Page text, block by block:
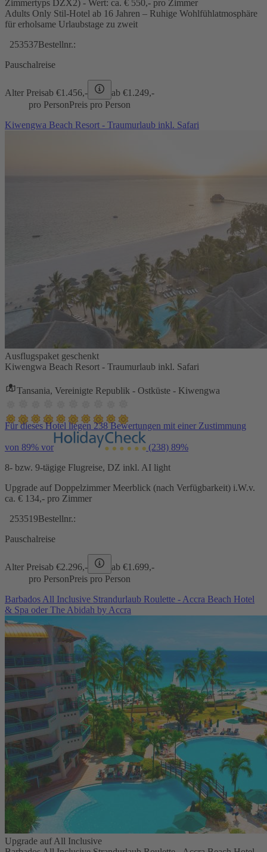
Zimmertyps DZX2) - Wert: ca. € 550,- pro Zimmer
Adults Only Stil-Hotel ab 16 Jahren – Ruhige Wohlfühlatmosphäre
für erholsame Urlaubstage zu zweit
253537Bestellnr.:
Pauschalreise
Alter Preisab €1.456,- ab €1.249,-
pro PersonPreis pro Person
Kiwengwa Beach Resort - Traumurlaub inkl. Safari
Ausflugspaket geschenkt
Kiwengwa Beach Resort - Traumurlaub inkl. Safari
Tansania, Vereinigte Republik - Ostküste - Kiwengwa
Für dieses Hotel liegen 238 Bewertungen mit einer Zustimmung
von 89% vor (238) 89%
8- bzw. 9-tägige Flugreise, DZ inkl. AI light
Upgrade auf Doppelzimmer Meerblick (nach Verfügbarkeit) i.W.v.
ca. € 134,- pro Zimmer
253519Bestellnr.:
Pauschalreise
Alter Preisab €2.296,- ab €1.699,-
pro PersonPreis pro Person
Barbados All Inclusive Strandurlaub Roulette - Accra Beach Hotel
& Spa oder The Abidah by Accra
Upgrade auf All Inclusive